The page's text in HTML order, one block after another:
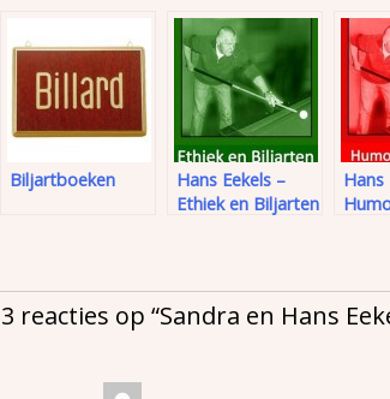
Biljartboeken
Hans Eekels –
Ethiek en Biljarten
Hans
3 reacties op “Sandra en Hans